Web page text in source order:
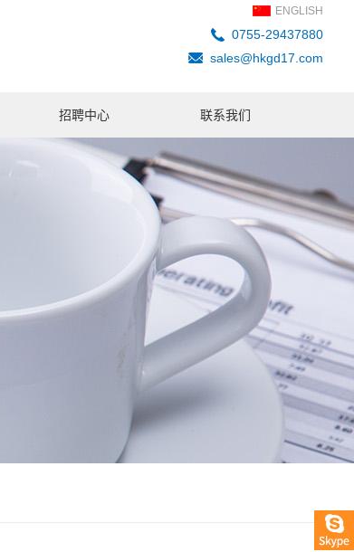
ENGLISH
0755-29437880
sales@hkgd17.com
招聘中心 联系我们